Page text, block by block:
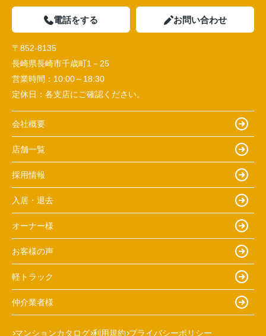
電話をする お問い合わせ
〒852-8135
長崎県長崎市千歳町1－25
営業時間： 10:00～18:30
定休日： 各支店にご確認ください。
会社概要
店舗一覧
採用情報
入居・退去
オーナー様
お客様の声
軽トラック
仲介業者様
マンションカタログ 利用規約 プライバシーポリシー